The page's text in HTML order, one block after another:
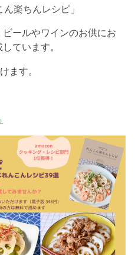
楽ちんレシピ」
ールやワインのお供にお
ています。
ます。